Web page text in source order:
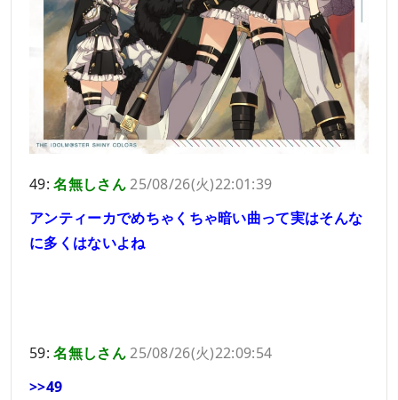
49:名無しさん25/08/26(火)22:01:39
アンティーカでめちゃくちゃ暗い曲って実はそんな
に多くはないよね
59:名無しさん25/08/26(火)22:09:54
>>49